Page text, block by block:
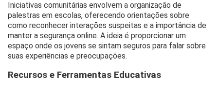
Iniciativas comunitárias envolvem a organização de
palestras em escolas, oferecendo orientações sobre
como reconhecer interações suspeitas e a importância de
manter a segurança online. A ideia é proporcionar um
espaço onde os jovens se sintam seguros para falar sobre
suas experiências e preocupações.
Recursos e Ferramentas Educativas